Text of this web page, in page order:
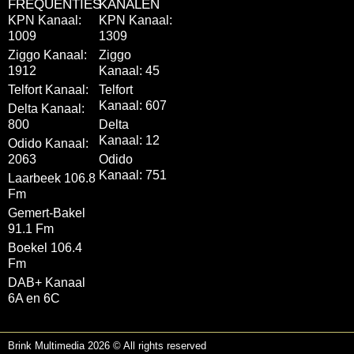
FREQUENTIES
KPN Kanaal:
1009
Ziggo Kanaal:
1912
Telfort Kanaal:
Delta Kanaal:
800
Odido Kanaal:
2063
Laarbeek 106.8
Fm
Gemert-Bakel
91.1 Fm
Boekel 106.4
Fm
DAB+ Kanaal
6A en 6C
KANALEN
KPN Kanaal:
1309
Ziggo
Kanaal: 45
Telfort
Kanaal: 607
Delta
Kanaal: 12
Odido
Kanaal: 751
Brink Multimedia 2026 © All rights reserved